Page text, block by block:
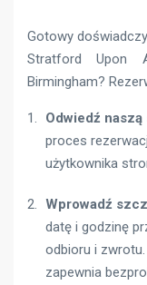
Gotowy
Stratford Upon
Birmingham?
Odwiedź
proces
użytkownika
Wprowadź
datę i godzinę
odbioru i zwrotu.
zapewnia